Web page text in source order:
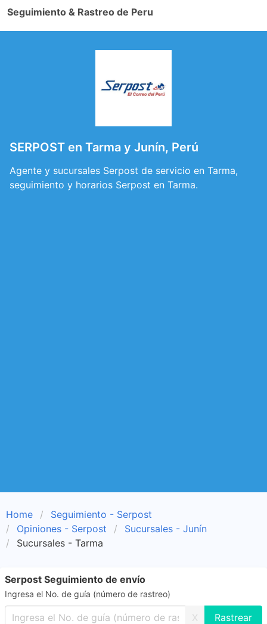
Seguimiento & Rastreo de Peru
SERPOST en Tarma y Junín, Perú
Agente y sucursales Serpost de servicio en Tarma,
seguimiento y horarios Serpost en Tarma.
Home
Seguimiento - Serpost
Opiniones - Serpost
Sucursales - Junín
Sucursales - Tarma
Serpost Seguimiento de envío
Ingresa el No. de guía (número de rastreo)
X